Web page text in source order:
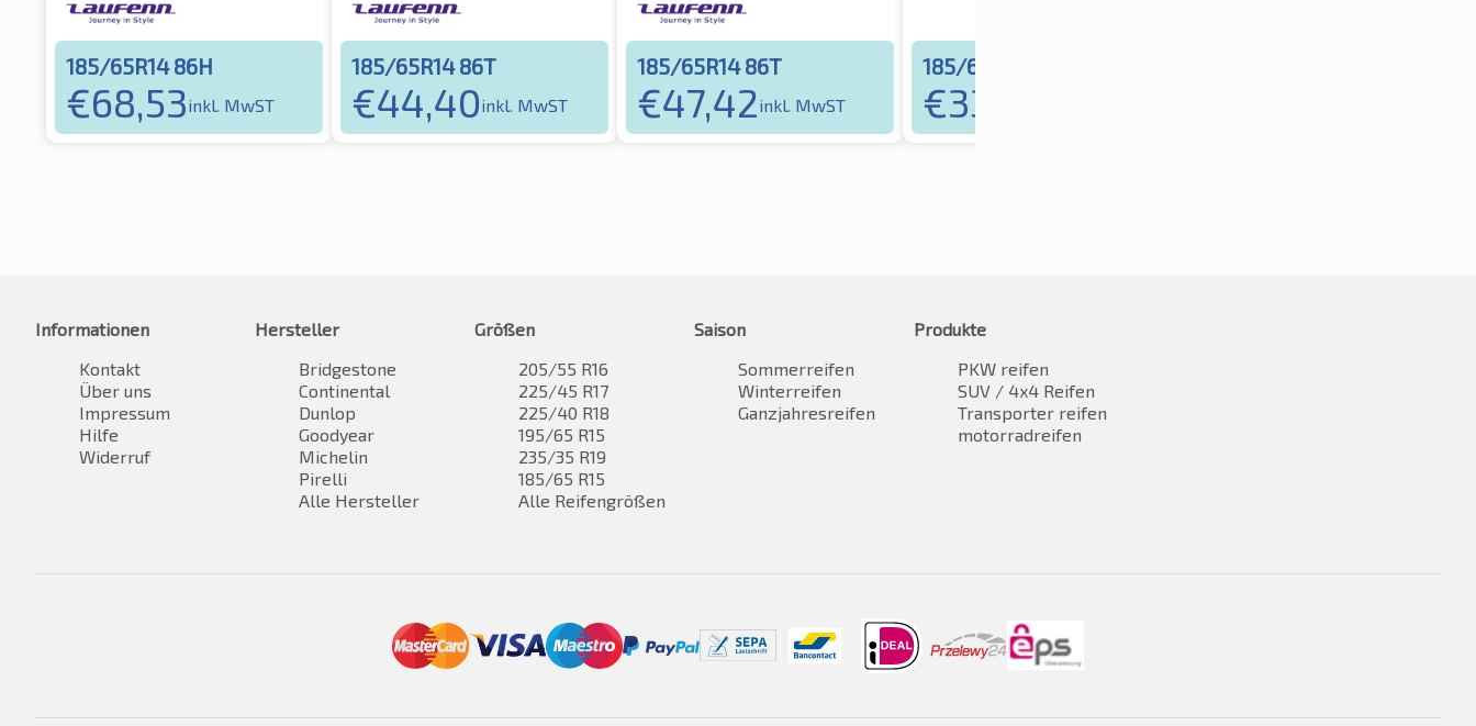
185/65R14 86H
€68,53inkl. MwST
185/65R14 86T
€44,40inkl. MwST
185/65R14 86T
€47,42inkl. MwST
185/65R14 86H
€33,86
Informationen
Kontakt
Über uns
Impressum
Hilfe
Widerruf
Hersteller
Bridgestone
Continental
Dunlop
Goodyear
Michelin
Pirelli
Alle Hersteller
Größen
205/55 R16
225/45 R17
225/40 R18
195/65 R15
235/35 R19
185/65 R15
Alle Reifengrößen
Saison
Sommerreifen
Winterreifen
Ganzjahresreifen
Produkte
PKW reifen
SUV / 4x4 Reifen
Transporter reifen
motorradreifen